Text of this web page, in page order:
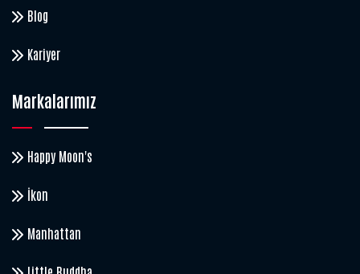
Blog
Kariyer
Markalarımız
Happy Moon's
İkon
Manhattan